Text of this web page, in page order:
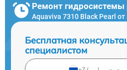
Ремонт
Aquaviva 7310 Black Pearl
Бесплатная
специалистом